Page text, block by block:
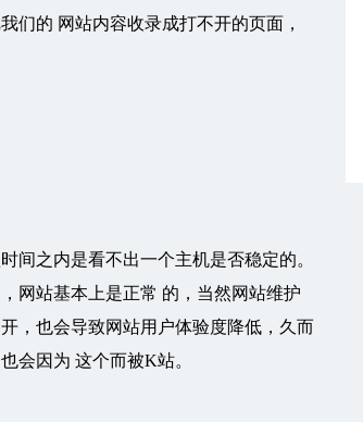
们的 网站内容收录成打不开的页面，
间之内是看不出一个主机是否稳定的。
网站基本上是正常 的，当然网站维护
，也会导致网站用户体验度降低，久而
会因为 这个而被K站。